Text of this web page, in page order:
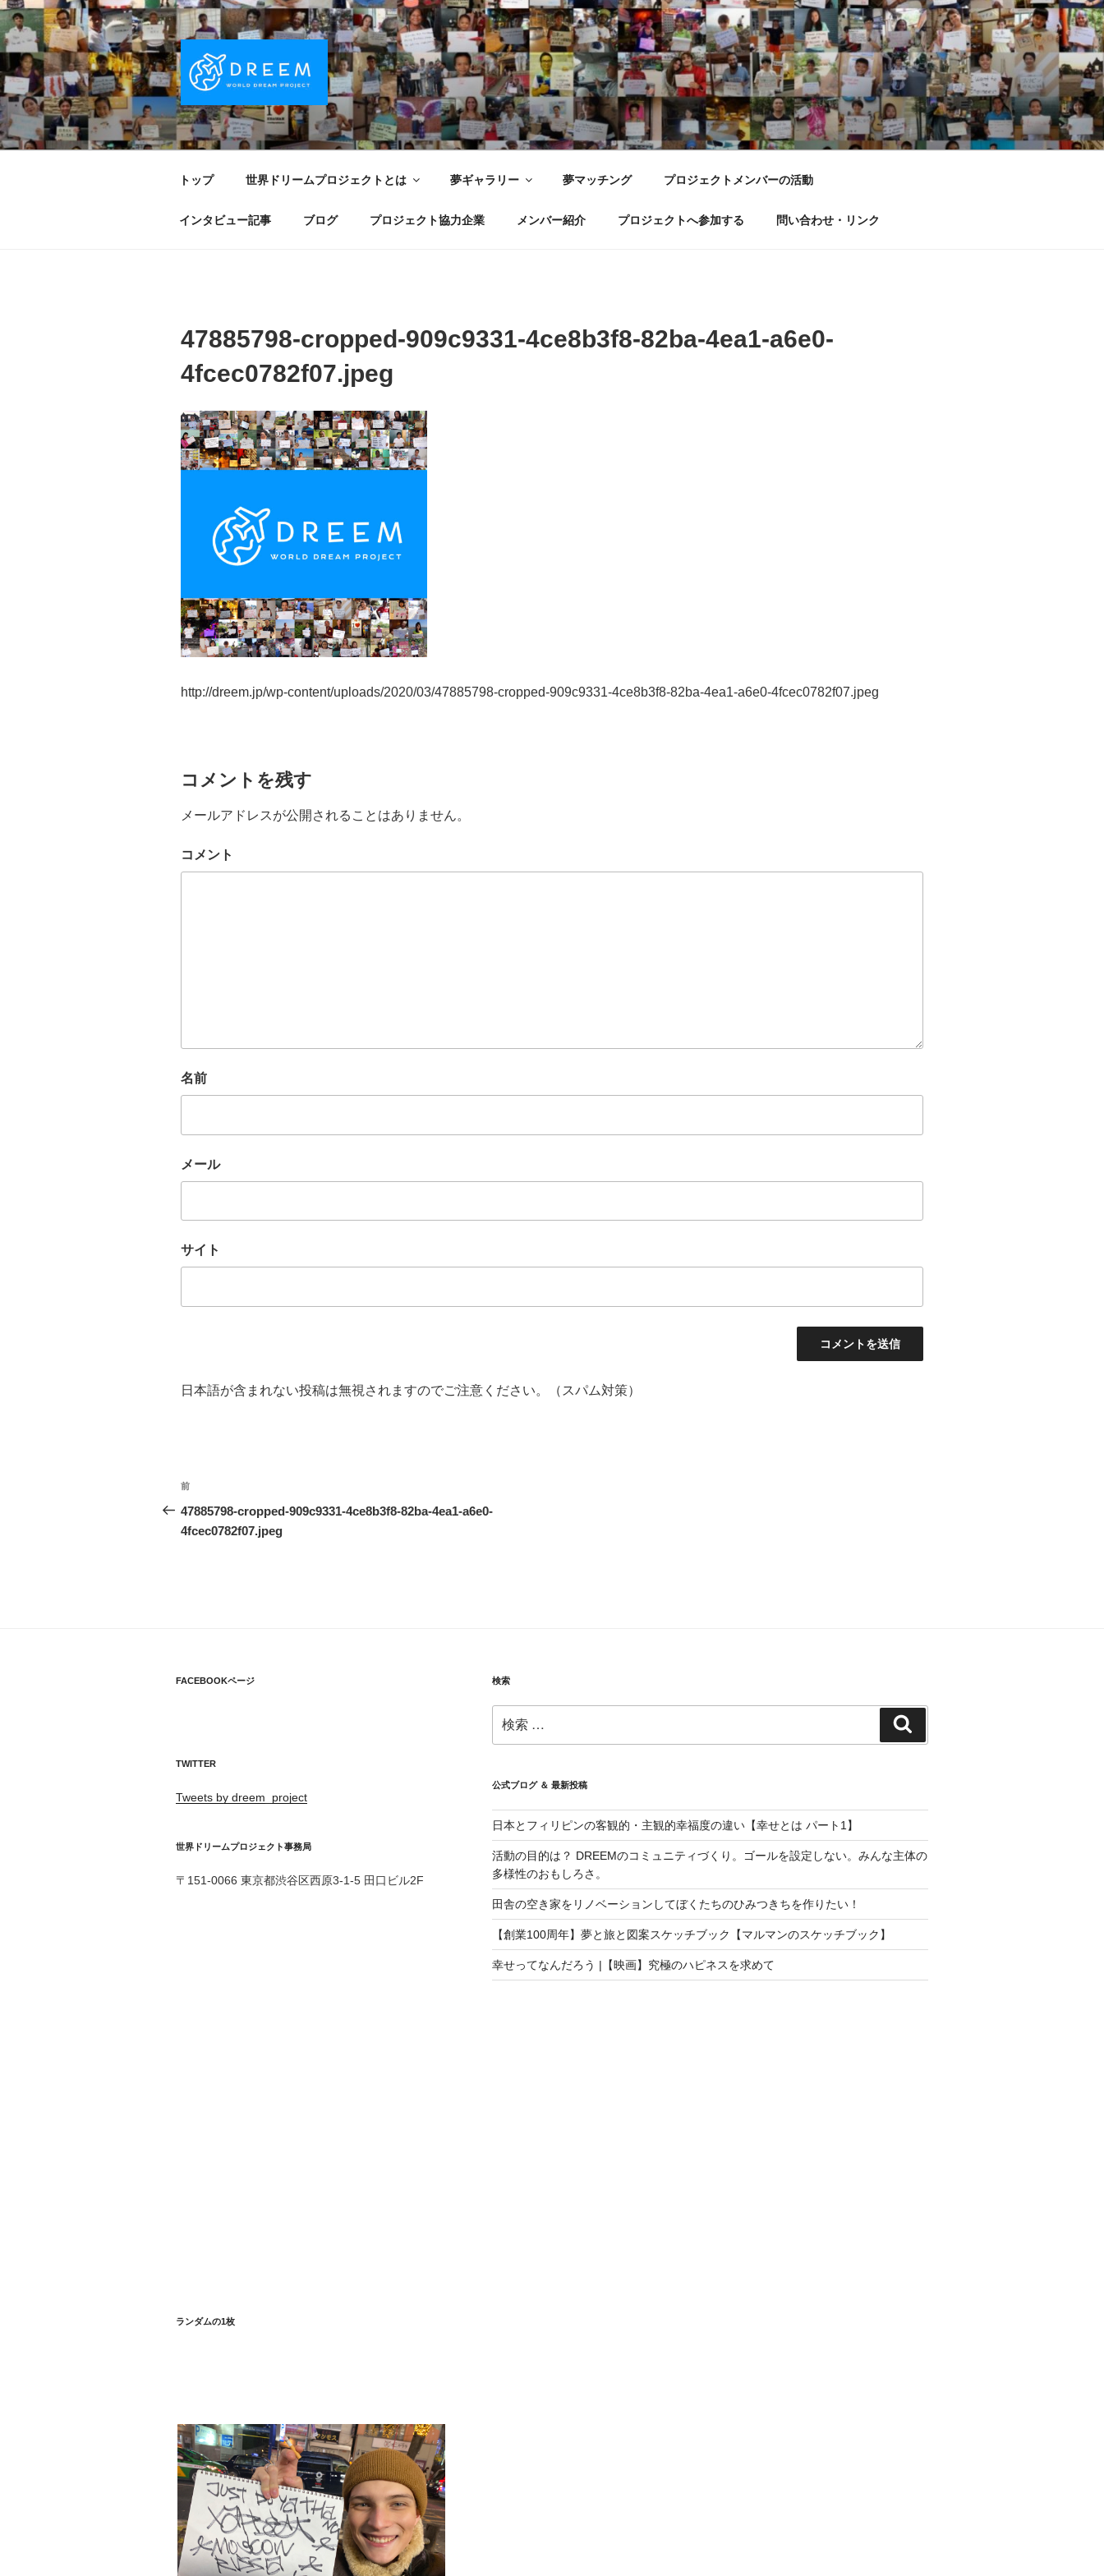
コ
ン
テ
ン
ツ
へ
ス
キ
DREEM | 世界ドリームプロジェクト WORLD DREAM
PROJECT
夢をもつワクワクを世界中に！ Sparks of Joy with dreams for everyone.
トップ 世界ドリームプロジェクトとは 夢ギャラリー 夢マッチング プロジェクトメンバーの活動
インタビュー記事 ブログ プロジェクト協力企業 メンバー紹介 プロジェクトへ参加する 問い合わせ・リンク
47885798-cropped-909c9331-4ce8b3f8-82ba-4ea1-a6e0-
4fcec0782f07.jpeg
http://dreem.jp/wp-content/uploads/2020/03/47885798-cropped-909c9331-4ce8b3f8-82ba-4ea1-a6e0-4fcec0782f07.jpeg
コメントを残す
メールアドレスが公開されることはありません。
コメント
名前
メール
サイト
日本語が含まれない投稿は無視されますのでご注意ください。（スパム対策）
投
稿
ナ
ョ
過
去
の
前
47885798-cropped-909c9331-4ce8b3f8-82ba-4ea1-a6e0-
4fcec0782f07.jpeg
FACEBOOKページ
TWITTER
Tweets by dreem_project
世界ドリームプロジェクト事務局
〒151-0066 東京都渋谷区西原3-1-5 田口ビル2F
ランダムの1枚
検索
索:
索
公式ブログ ＆ 最新投稿
日本とフィリピンの客観的・主観的幸福度の違い【幸せとは パート1】
活動の目的は？ DREEMのコミュニティづくり。ゴールを設定しない。みんな主体の
多様性のおもしろさ。
田舎の空き家をリノベーションしてぼくたちのひみつきちを作りたい！
【創業100周年】夢と旅と図案スケッチブック【マルマンのスケッチブック】
幸せってなんだろう |【映画】究極のハピネスを求めて